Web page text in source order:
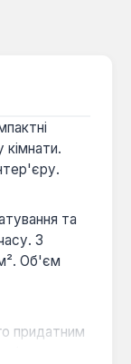
кімнати.
та
З
Об'єм
придатним